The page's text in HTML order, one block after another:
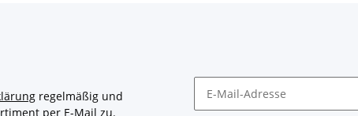
regelmäßig und
per E-Mail zu.